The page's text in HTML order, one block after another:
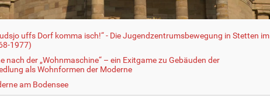
uffs Dorf komma isch!“ - Die Jugendzentrumsbewegung in Stetten im
1977)
nach der „Wohnmaschine“ – ein Exitgame zu Gebäuden der
als Wohnformen der Moderne
am Bodensee